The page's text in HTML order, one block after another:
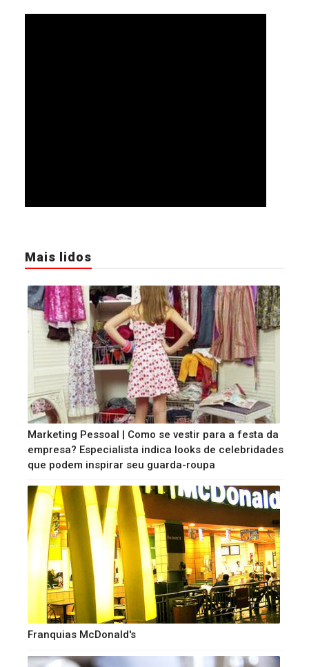
Mais lidos
Marketing Pessoal | Como se vestir para a festa da
empresa? Especialista indica looks de celebridades
que podem inspirar seu guarda-roupa
Franquias McDonald's